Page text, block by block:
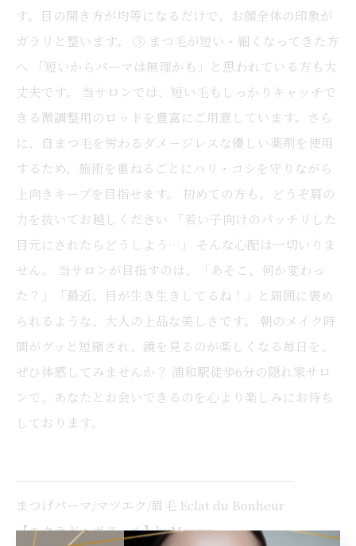
す。目の開き方が均等になるだけで、お顔全体の印象が
ガラリと整います。 ③ まつ毛が短い・細くなってきた方
へ 「短いからパーマは無理かも」と思われている方も大
丈夫です。 当サロンでは、短い毛もしっかりキャッチで
きる微調整用のロッドを豊富にご用意しています。さら
に、自まつ毛を労わるダメージレスな優しい薬剤を使用
するため、施術を重ねるごとにハリ・コシを守りながら
上向きキープを目指せます。 初めての方も、どうぞ肩の
力を抜いてお越しください 「若い子向けのパッチリした
目元にされたらどうしよう…」 そんな心配は一切いりま
せん。 当サロンが目指すのは、「あそこ、何か変わっ
た？」「最近、目が生き生きしてるね！」と周囲に褒め
られるような、大人の上品な美しさです。 朝のメイク時
間がグッと短縮され、鏡を見るのが楽しくなる毎日を、
ぜひ体感してみませんか？ 浦和駅徒歩6分の隠れ家サロ
ンで、あなたとお会いできるのを心より楽しみにお待ち
しております。
----------------------------------------------------------------------
まつげパーマ/マツエク/眉毛 Eclat du Bonheur
【エクラドゥボヌール】byMoana